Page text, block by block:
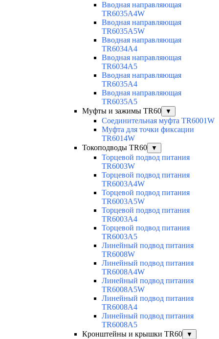
Вводная направляющая
TR6035A4W
Вводная направляющая
TR6035A5W
Вводная направляющая
TR6034A4
Вводная направляющая
TR6034A5
Вводная направляющая
TR6035A4
Вводная направляющая
TR6035A5
Муфты и зажимы TR60
▼
Соединительная муфта TR6001W
Муфта для точки фиксации
TR6014W
Токоподводы TR60
▼
Торцевой подвод питания
TR6003W
Торцевой подвод питания
TR6003A4W
Торцевой подвод питания
TR6003A5W
Торцевой подвод питания
TR6003A4
Торцевой подвод питания
TR6003A5
Линейный подвод питания
TR6008W
Линейный подвод питания
TR6008A4W
Линейный подвод питания
TR6008A5W
Линейный подвод питания
TR6008A4
Линейный подвод питания
TR6008A5
Кронштейны и крышки TR60
▼